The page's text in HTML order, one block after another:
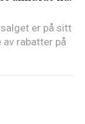
er på sitt
av rabatter på